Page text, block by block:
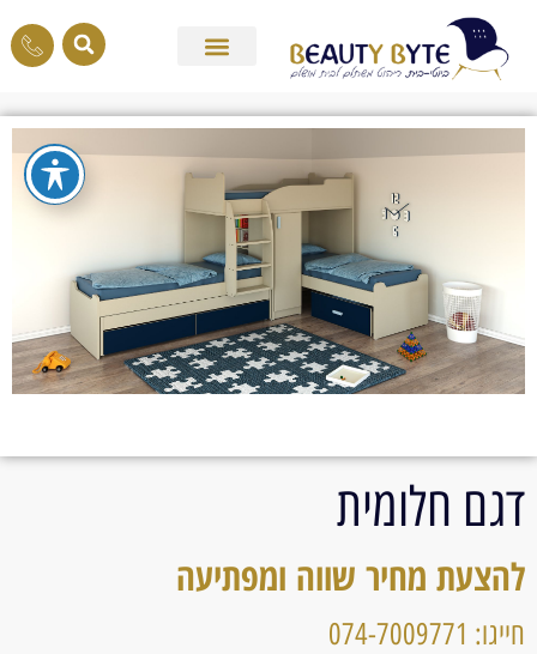
דגם חלומית
להצעת מחיר שווה ומפתיעה
חייגו: 074-7009771